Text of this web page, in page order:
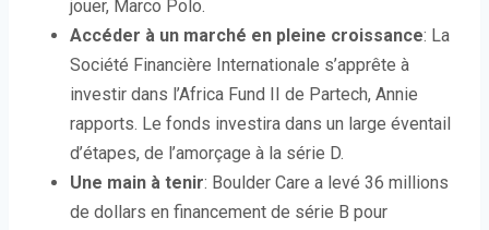
jouer, Marco Polo.
Accéder à un marché en pleine croissance: La
Société Financière Internationale s’apprête à
investir dans l’Africa Fund II de Partech, Annie
rapports. Le fonds investira dans un large éventail
d’étapes, de l’amorçage à la série D.
Une main à tenir: Boulder Care a levé 36 millions
de dollars en financement de série B pour